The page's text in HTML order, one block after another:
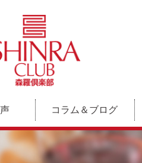
コラム＆ブログ